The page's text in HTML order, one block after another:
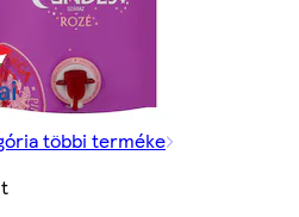
többi terméke